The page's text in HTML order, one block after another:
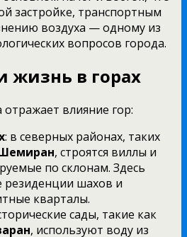
застройке, транспортным
воздуха — одному из
вопросов города.
жизнь в горах
влияние гор:
: в северных районах, таких
, строятся виллы и
по склонам. Здесь
резиденции шахов и
кварталы.
сады, такие как
, используют воду из